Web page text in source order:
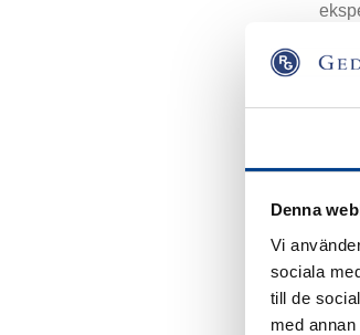
Denna
Vi
sociala
till de
med
I sin